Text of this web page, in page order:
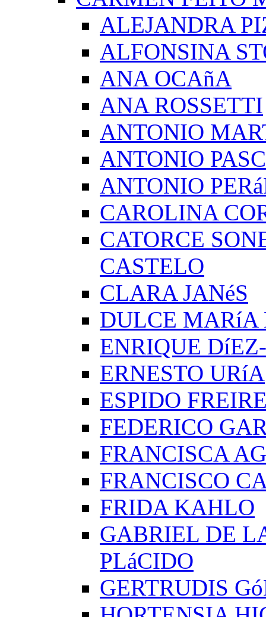
ALEJANDRA
ALFONSINA
ANA OCAñA
ANA ROSSETTI
ANTONIO
ANTONIO
ANTONIO
CAROLINA
CATORCE
CASTELO
CLARA JANéS
DULCE MARíA
ENRIQUE
ERNESTO URíA
ESPIDO
FEDERICO
FRANCISCA
FRANCISCO
FRIDA KAHLO
GABRIEL DE
PLáCIDO
GERTRUDIS